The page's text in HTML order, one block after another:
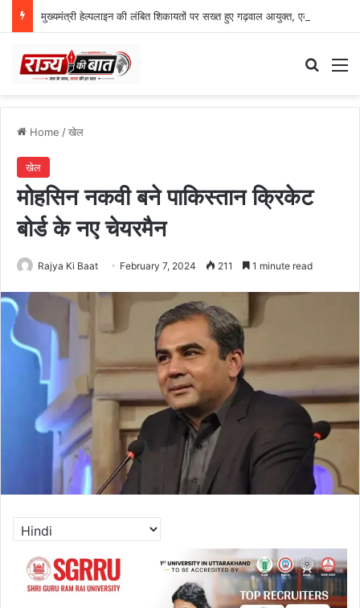
Home /खेल
खेल
मोहसिन नकवी बने पाकिस्तान क्रिकेट
बोर्ड के नए चेयरमैन
Rajya Ki Baat February 7, 2024 211 1 minute read